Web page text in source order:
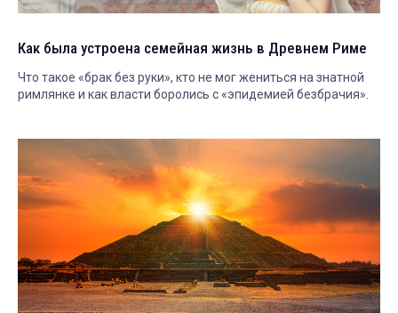
Как была устроена семейная жизнь в Древнем Риме
Что такое «брак без руки», кто не мог жениться на знатной
римлянке и как власти боролись с «эпидемией безбрачия».